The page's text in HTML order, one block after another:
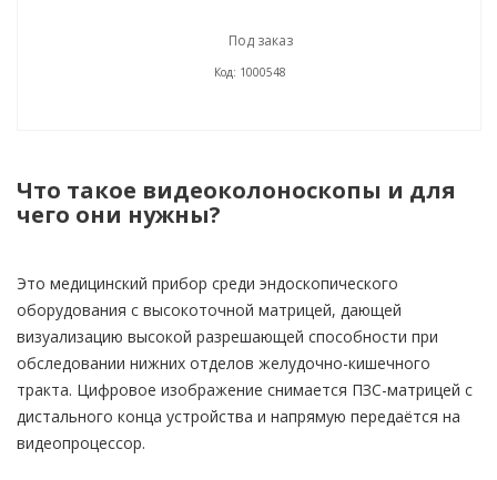
Под заказ
Код: 1000548
Что такое видеоколоноскопы и для
чего они нужны?
Это медицинский прибор среди эндоскопического
оборудования с высокоточной матрицей, дающей
визуализацию высокой разрешающей способности при
обследовании нижних отделов желудочно-кишечного
тракта. Цифровое изображение снимается ПЗС-матрицей с
дистального конца устройства и напрямую передаётся на
видеопроцессор.